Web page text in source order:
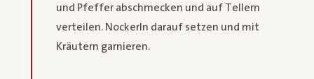
und Pfeffer abschmecken und auf Tellern
verteilen. Nockerln darauf setzen und mit
Kräutern garnieren.